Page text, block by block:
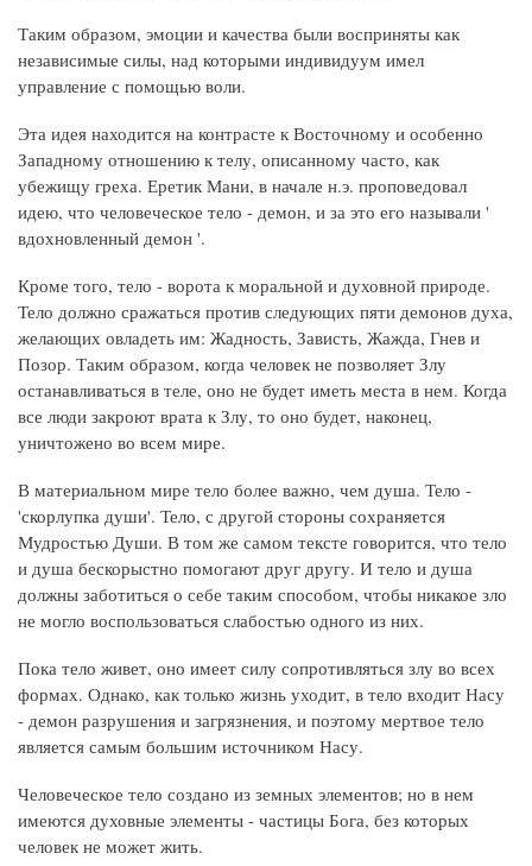
Таким образом, эмоции и качества были восприняты как
независимые силы, над которыми индивидуум имел
управление с помощью воли.
Эта идея находится на контрасте к Восточному и особенно
Западному отношению к телу, описанному часто, как
убежищу греха. Еретик Мани, в начале н.э. проповедовал
идею, что человеческое тело - демон, и за это его называли '
вдохновленный демон '.
Кроме того, тело - ворота к моральной и духовной природе.
Тело должно сражаться против следующих пяти демонов духа,
желающих овладеть им: Жадность, Зависть, Жажда, Гнев и
Позор. Таким образом, когда человек не позволяет Злу
останавливаться в теле, оно не будет иметь места в нем. Когда
все люди закроют врата к Злу, то оно будет, наконец,
уничтожено во всем мире.
В материальном мире тело более важно, чем душа. Тело -
'скорлупка души'. Тело, с другой стороны сохраняется
Мудростью Души. В том же самом тексте говорится, что тело
и душа бескорыстно помогают друг другу. И тело и душа
должны заботиться о себе таким способом, чтобы никакое зло
не могло воспользоваться слабостью одного из них.
Пока тело живет, оно имеет силу сопротивляться злу во всех
формах. Однако, как только жизнь уходит, в тело входит Насу
- демон разрушения и загрязнения, и поэтому мертвое тело
является самым большим источником Насу.
Человеческое тело создано из земных элементов; но в нем
имеются духовные элементы - частицы Бога, без которых
человек не может жить.